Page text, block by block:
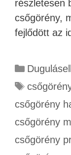
részletesen
csőgörény,
fejlődött az
csőgörény
csőgörény
csőgörény